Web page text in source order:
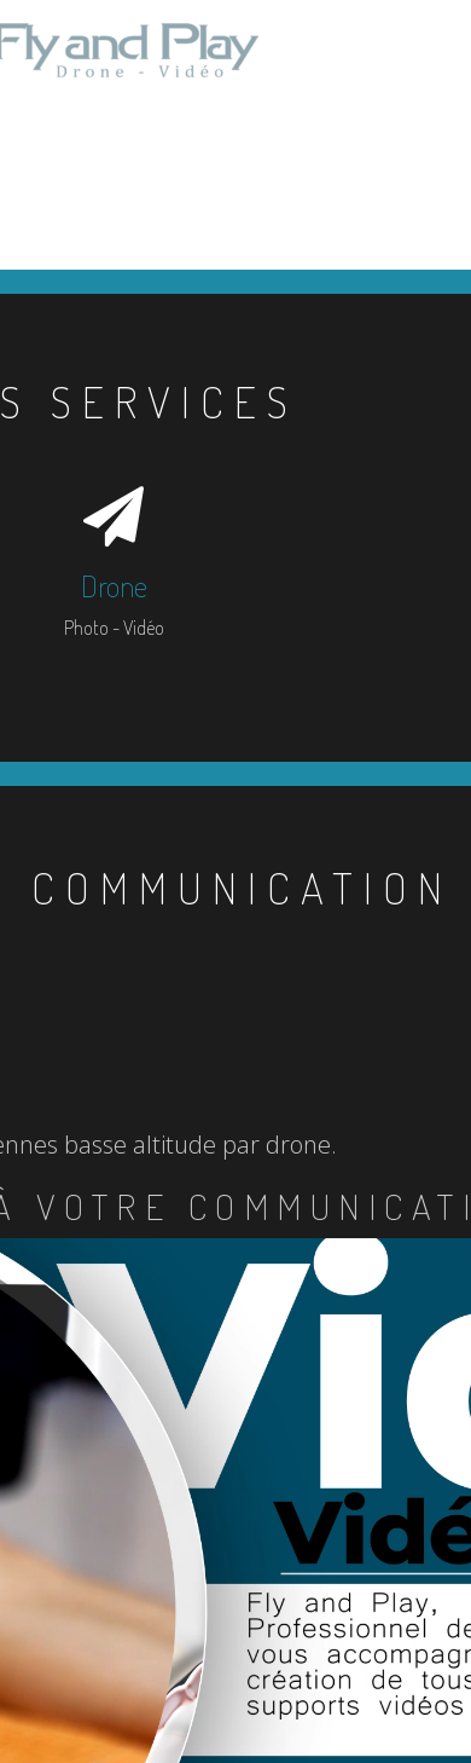
SERVICES
Drone
Photo - Vidéo
COMMUNICATION
basse altitude par drone.